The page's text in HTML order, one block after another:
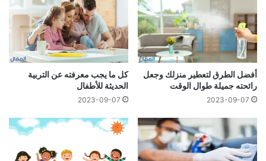
أفضل الطرق لتعطير منزلك وجعل
رائحته جميلة طوال الوقت
2023-09-07
كل ما يجب معرفته عن التربية
الحديثة للأطفال
2023-09-07